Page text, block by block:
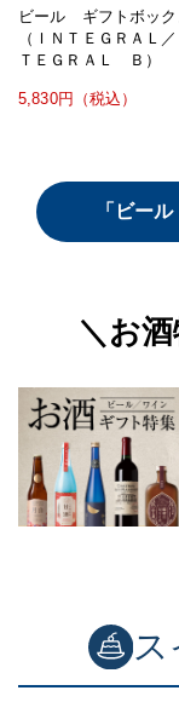
ビール ギフトボック
（ＩＮＴＥＧＲＡＬ
ＴＥＧＲＡＬ Ｂ）
5,830円（税込）
「ビー
お
ス